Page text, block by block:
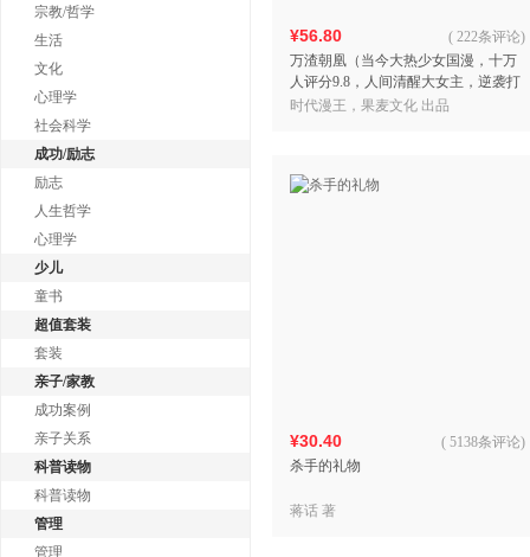
宗教/哲学
生活
文化
心理学
社会科学
成功/励志
励志
人生哲学
心理学
少儿
童书
超值套装
套装
亲子/家教
成功案例
亲子关系
科普读物
科普读物
管理
管理
¥56.80
万渣朝凰（当今大热少女国漫，十万
人评分9.8，人间清醒大女主，逆袭打
脸渣男！）
( 222条评论)
时代漫王，果麦文化 出品
¥30.40
杀手的礼物
( 5138条评论)
蒋话 著